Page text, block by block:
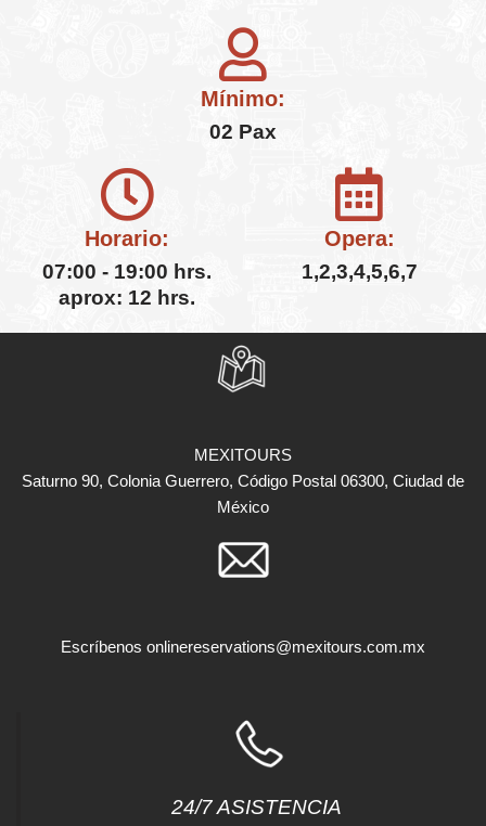
Mínimo:
02 Pax
Horario:
07:00 - 19:00 hrs.
aprox: 12 hrs.
Opera:
1,2,3,4,5,6,7
MEXITOURS
Saturno 90, Colonia Guerrero, Código Postal 06300, Ciudad de
México
Escríbenos onlinereservations@mexitours.com.mx
24/7 ASISTENCIA